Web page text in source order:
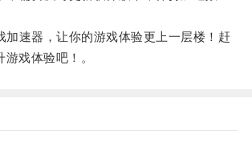
速器，让你的游戏体验更上一层楼！赶
戏体验吧！。